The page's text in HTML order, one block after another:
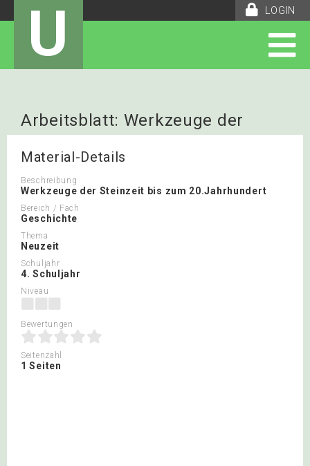
LOGIN
U
Arbeitsblatt: Werkzeuge der
Steinzeit
Material-Details
Beschreibung
Werkzeuge der Steinzeit bis zum 20.Jahrhundert
Bereich / Fach
Geschichte
Thema
Neuzeit
Schuljahr
4. Schuljahr
Niveau
Bewertungen
Seitenzahl
1 Seiten